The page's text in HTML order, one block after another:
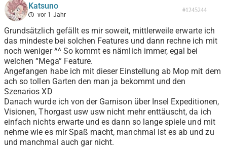
Katsuno
vor 1 Jahr
#1245244
Grundsätzlich gefällt es mir soweit, mittlerweile erwarte ich
das mindeste bei solchen Features und dann rechne ich mit
noch weniger ^^ So kommt es nämlich immer, egal bei
welchen “Mega” Feature.
Angefangen habe ich mit dieser Einstellung ab Mop mit dem
ach so tollen Garten den man ja bekommt und den
Szenarios XD
Danach wurde ich von der Garnison über Insel Expeditionen,
Visionen, Thorgast usw usw nicht mehr enttäuscht, da ich
einfach nichts erwarte und es dann so lange spiele und mit
nehme wie es mir Spaß macht, manchmal ist es ab und zu
und manchmal auch gar nicht.